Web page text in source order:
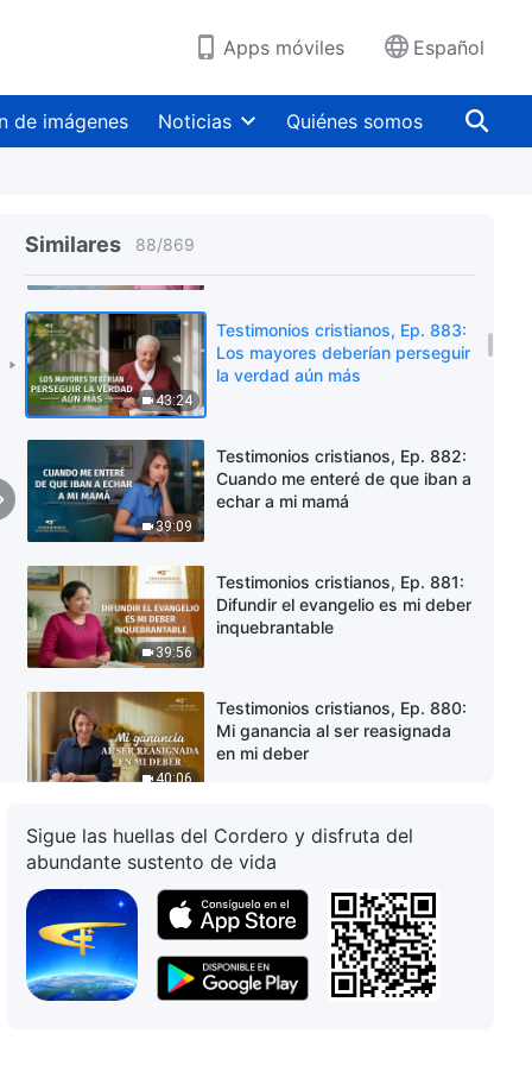
Apps móviles Español
de imágenes Noticias Quiénes somos
Similares 88/869
52:34
¿Perseguir el conocimiento
garantiza un buen futuro?
35:24
43:24
Testimonios cristianos, Ep. 883:
Los mayores deberían perseguir
la verdad aún más
39:09
Testimonios cristianos, Ep. 882:
Cuando me enteré de que iban a
echar a mi mamá
39:56
Testimonios cristianos, Ep. 881:
Difundir el evangelio es mi deber
inquebrantable
40:06
Testimonios cristianos, Ep. 880:
Mi ganancia al ser reasignada
en mi deber
44:46
Testimonios cristianos, Ep. 879:
Ya puedo enfrentar la muerte
Testimonios cristianos, Ep. 878:
Cómo tratar los intereses y las
aficiones de los hijos
Sigue las huellas del Cordero y disfruta del
abundante sustento de vida